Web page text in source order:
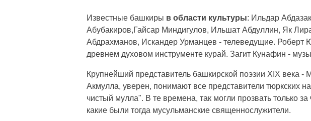
Известные башкиры в области культуры: Ильдар
Абубакиров,Гайсар Миндигулов, Ильшат Абдуллин, Як
Абдрахманов, Искандер Урманцев - телеведущие. Роберт
древнем духовом инструменте курай. Загит Кунафин -
Крупнейший представитель башкирской поэзии XIX века
Акмулла, уверен, понимают все представители тюркских
чистый мулла". В те времена, так могли прозвать только за
какие были тогда мусульманские священнослужители.